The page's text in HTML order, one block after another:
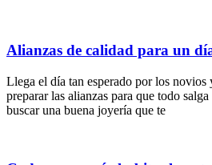
Alianzas de calidad para un
Llega el día tan esperado por los novios
preparar las alianzas para que todo
buscar una buena joyería que te